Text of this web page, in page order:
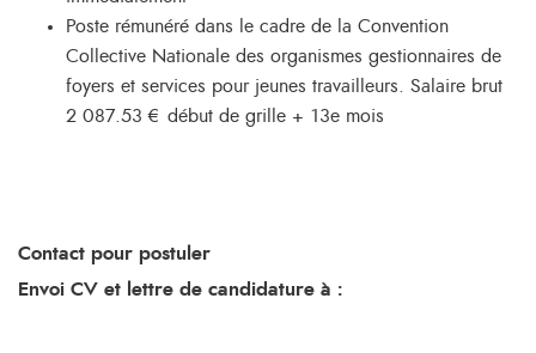
Poste rémunéré dans le cadre de la Convention
Collective Nationale des organismes gestionnaires de
foyers et services pour jeunes travailleurs. Salaire brut
2 087.53 € début de grille + 13e mois
Contact pour postuler
Envoi CV et lettre de candidature à :